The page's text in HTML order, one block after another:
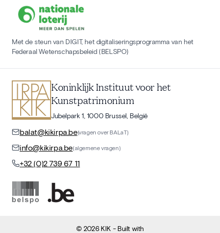
Met de steun van DIGIT, het digitaliseringsprogramma van het
Federaal Wetenschapsbeleid (BELSPO)
Koninklijk Instituut voor het
Kunstpatrimonium
Jubelpark 1, 1000 Brussel, België
balat@kikirpa.be(vragen over BALaT)
info@kikirpa.be(algemene vragen)
+32 (0)2 739 67 11
©2026 KIK - Built with